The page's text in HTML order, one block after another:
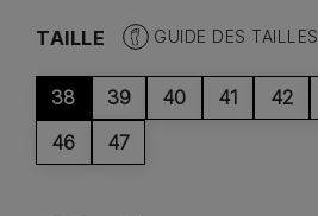
TAILLE GUIDE DES TAILLES
38 39 40 41 42
46
47